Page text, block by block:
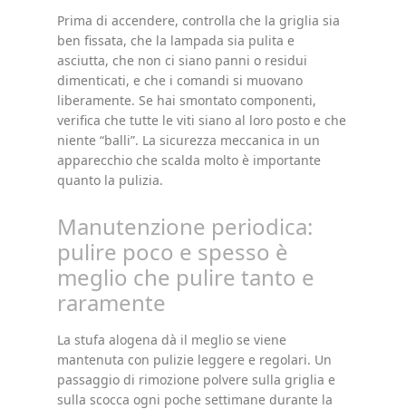
Prima di accendere, controlla che la griglia sia
ben fissata, che la lampada sia pulita e
asciutta, che non ci siano panni o residui
dimenticati, e che i comandi si muovano
liberamente. Se hai smontato componenti,
verifica che tutte le viti siano al loro posto e che
niente “balli”. La sicurezza meccanica in un
apparecchio che scalda molto è importante
quanto la pulizia.
Manutenzione periodica:
pulire poco e spesso è
meglio che pulire tanto e
raramente
La stufa alogena dà il meglio se viene
mantenuta con pulizie leggere e regolari. Un
passaggio di rimozione polvere sulla griglia e
sulla scocca ogni poche settimane durante la